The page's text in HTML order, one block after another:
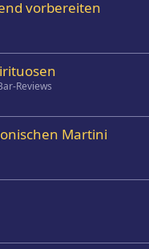
vorbereiten
Reviews
Martini